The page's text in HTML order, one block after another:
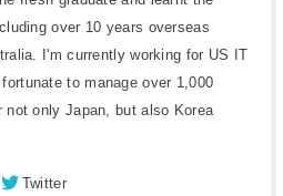
over 10 years overseas
I'm currently working for US IT
to manage over 1,000
not only Japan, but also Korea
Twitter